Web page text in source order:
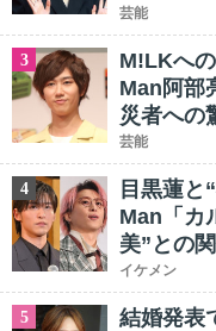
芸能
3
M!LKへ
Man阿部
災者への
芸能
4
目黒蓮
Man「カ
美”との
イケメン
5 結婚発表